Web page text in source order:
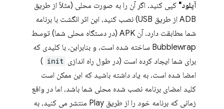
آپلود" کپی کنید. اگر آن را به صورت محلی (مثلاً از طریق
ADB از طریق USB) نصب کنید، این اثر انگشت با برنامه
شما مطابقت دارد. آن APK (در دستگاه محلی شما) توسط
Bubblewrap ساخته شده است، و بنابراین، با کلیدی که
برای شما ایجاد کرده است (در طول راه اندازی init
)
امضا شده است. به یاد داشته باشید که این ممکن است
کلید امضای برنامه نصب شده محلی شما باشد، اما در واقع
زمانی که برنامه خود را از طریق Play منتشر می کنید، به